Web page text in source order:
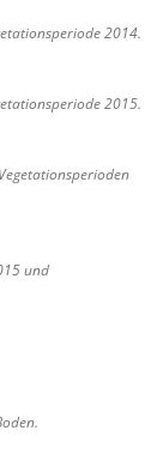
2014.
2015.
und